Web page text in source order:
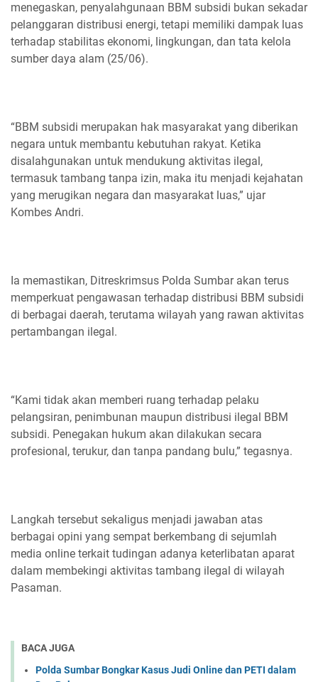
menegaskan, penyalahgunaan BBM subsidi bukan sekadar
pelanggaran distribusi energi, tetapi memiliki dampak luas
terhadap stabilitas ekonomi, lingkungan, dan tata kelola
sumber daya alam (25/06).
“BBM subsidi merupakan hak masyarakat yang diberikan
negara untuk membantu kebutuhan rakyat. Ketika
disalahgunakan untuk mendukung aktivitas ilegal,
termasuk tambang tanpa izin, maka itu menjadi kejahatan
yang merugikan negara dan masyarakat luas,” ujar
Kombes Andri.
Ia memastikan, Ditreskrimsus Polda Sumbar akan terus
memperkuat pengawasan terhadap distribusi BBM subsidi
di berbagai daerah, terutama wilayah yang rawan aktivitas
pertambangan ilegal.
“Kami tidak akan memberi ruang terhadap pelaku
pelangsiran, penimbunan maupun distribusi ilegal BBM
subsidi. Penegakan hukum akan dilakukan secara
profesional, terukur, dan tanpa pandang bulu,” tegasnya.
Langkah tersebut sekaligus menjadi jawaban atas
berbagai opini yang sempat berkembang di sejumlah
media online terkait tudingan adanya keterlibatan aparat
dalam membekingi aktivitas tambang ilegal di wilayah
Pasaman.
BACA JUGA
Polda Sumbar Bongkar Kasus Judi Online dan PETI dalam